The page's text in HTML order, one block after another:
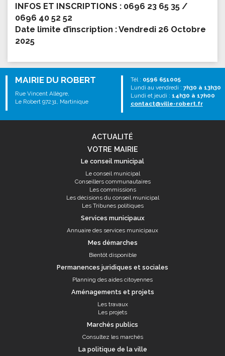
INFOS ET INSCRIPTIONS : 0696 23 65 35 /
0696 40 52 52
Date limite d’inscription : Vendredi 26 Octobre
2025
MAIRIE DU ROBERT
Rue Vincent Allègre,
Le Robert 97231, Martinique
Tél : 0596 651005
Lundi au vendredi : 7h30 à 13h30
Lundi et jeudi : 14h30 à 17h00
contact@ville-robert.fr
ACTUALITÉ
VOTRE MAIRIE
Le conseil municipal
Le conseil municipal
Conseillers communautaires
Les commissions
Les décisions du conseil municipal
Les Tribunes politiques
Services municipaux
Annuaire des services municipaux
Mes démarches
Bientôt disponible
Permanences juridiques et sociales
Planning des aides citoyennes
Aménagements et projets
Les travaux
Les projets
Marchés publics
Consultez les marchés
La politique de la ville